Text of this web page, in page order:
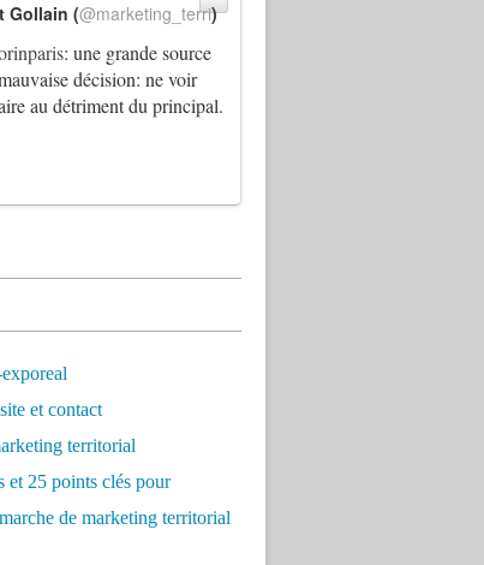
: une grande source
décision: ne voir
au détriment du principal.
Gollain (@marketing_terri)
et contact
territorial
et 25 points clés pour
de marketing territorial